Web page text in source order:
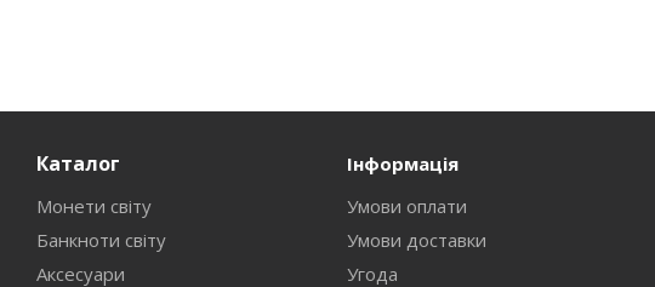
Каталог
Монети світу
Банкноти світу
Аксесуари
Інформація
Умови оплати
Умови доставки
Угода